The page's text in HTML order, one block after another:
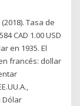
Tasa de
CAD 1.00 USD
en 1935. El
francés: dollar
Dólar